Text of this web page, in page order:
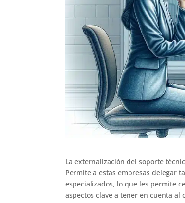
La externalización del soporte
Permite a estas empresas delegar
especializados, lo que les permite
aspectos clave a tener en cuenta